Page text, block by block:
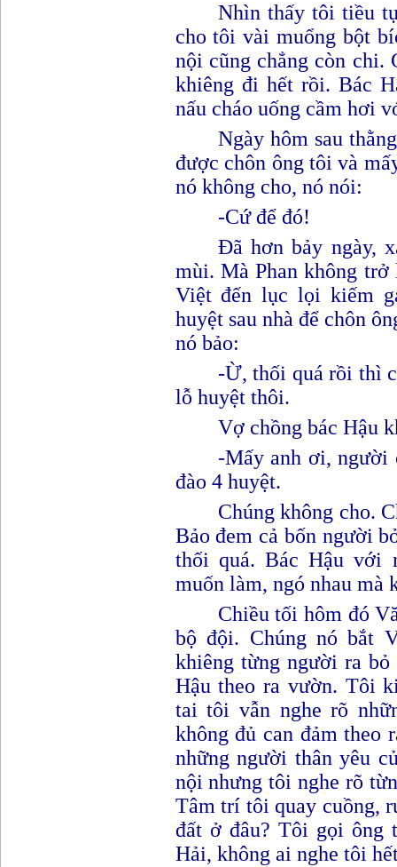
Nhìn thấy tôi tiều
cho tôi vài muổng bột
nội cũng chẳng còn
khiêng đi hết rồi. Bác
nấu cháo uống cầm hơi
Ngày hôm sau
được chôn ông tôi và
nó không cho, nó nói:
-Cứ để đó!
Đã hơn bảy ngày,
mùi. Mà Phan không
Việt đến lục lọi kiếm
huyệt sau nhà để chôn
nó bảo:
-Ừ, thối quá rồi thì
lỗ huyệtthôi.
Vợ chồng bác Hậu
-Mấy anh ơi, người
đào 4 huyệt.
Chúng không cho.
Bảo đem cả bốn người
thối quá. Bác Hậu với
muốn làm, ngó nhau
Chiều tối hôm đó
bộ đội. Chúng nó bắt
khiêng từng người ra
Hậu theo ra vườn. Tôi
tai tôi vẫn nghe rõ
không đủ can đảm theo
những người thân yêu
nội nhưng tôi nghe rõ
Tâm trí tôi quay cuồng,
đất ở đâu? Tôi gọi ông
Hải, không ai nghe tôi